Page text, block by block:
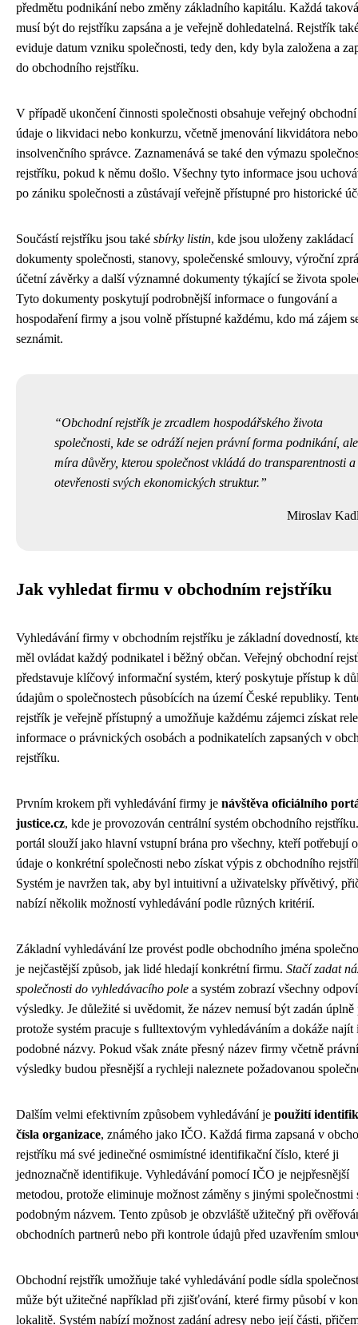
předmětu podnikání nebo změny základního kapitálu. Každá
musí být do rejstříku zapsána a je veřejně dohledatelná. Rejstřík
eviduje datum vzniku společnosti, tedy den, kdy byla založena a
do obchodního rejstříku.
V případě ukončení činnosti společnosti obsahuje veřejný
údaje o likvidaci nebo konkurzu, včetně jmenování likvidátora nebo
insolvenčního správce. Zaznamenává se také den výmazu
rejstříku, pokud k němu došlo. Všechny tyto informace jsou
po zániku společnosti a zůstávají veřejně přístupné pro historické
Součástí rejstříku jsou také sbírky listin, kde jsou uloženy zakládací
dokumenty společnosti, stanovy, společenské smlouvy, výroční
účetní závěrky a další významné dokumenty týkající se života
Tyto dokumenty poskytují podrobnější informace o fungování a
hospodaření firmy a jsou volně přístupné každému, kdo má zájem
seznámit.
Obchodní rejstřík je zrcadlem hospodářského života
společnosti, kde se odráží nejen právní forma podnikání,
míra důvěry, kterou společnost vkládá do transparentnosti a
otevřenosti svých ekonomických struktur.
Miroslav
Jak vyhledat firmu v obchodním rejstříku
Vyhledávání firmy v obchodním rejstříku je základní dovedností,
měl ovládat každý podnikatel i běžný občan. Veřejný obchodní
představuje klíčový informační systém, který poskytuje přístup k
údajům o společnostech působících na území České republiky.
rejstřík je veřejně přístupný a umožňuje každému zájemci získat
informace o právnických osobách a podnikatelích zapsaných v
rejstříku.
Prvním krokem při vyhledávání firmy je návštěva oficiálního
justice.cz, kde je provozován centrální systém obchodního
portál slouží jako hlavní vstupní brána pro všechny, kteří potřebují
údaje o konkrétní společnosti nebo získat výpis z obchodního
Systém je navržen tak, aby byl intuitivní a uživatelsky přívětivý,
nabízí několik možností vyhledávání podle různých kritérií.
Základní vyhledávání lze provést podle obchodního jména
je nejčastější způsob, jak lidé hledají konkrétní firmu. Stačí zadat
společnosti do vyhledávacího pole a systém zobrazí všechny
výsledky. Je důležité si uvědomit, že název nemusí být zadán úplně
protože systém pracuje s fulltextovým vyhledáváním a dokáže najít
podobné názvy. Pokud však znáte přesný název firmy včetně
výsledky budou přesnější a rychleji naleznete požadovanou
Dalším velmi efektivním způsobem vyhledávání je použití
čísla organizace, známého jako IČO. Každá firma zapsaná v
rejstříku má své jedinečné osmimístné identifikační číslo, které ji
jednoznačně identifikuje. Vyhledávání pomocí IČO je nejpřesnější
metodou, protože eliminuje možnost záměny s jinými společnostmi
podobným názvem. Tento způsob je obzvláště užitečný při
obchodních partnerů nebo při kontrole údajů před uzavřením
Obchodní rejstřík umožňuje také vyhledávání podle sídla
může být užitečné například při zjišťování, které firmy působí v
lokalitě. Systém nabízí možnost zadání adresy nebo její části,